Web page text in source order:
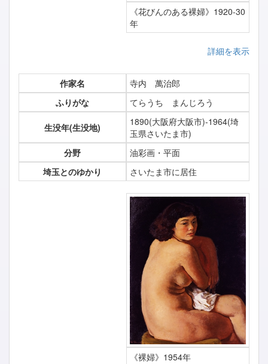
《花びんのある裸婦》1920-30
年
詳細を表示
作家名
寺内 萬治郎
ふりがな
てらうち まんじろう
生没年(生没地)
1890(大阪府大阪市)-1964(埼
玉県さいたま市)
分野
油彩画・平面
埼玉とのゆかり
さいたま市に居住
《裸婦》1954年